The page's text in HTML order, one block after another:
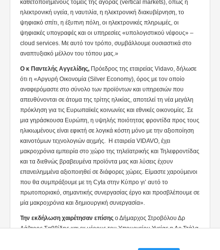
καθετοποιημένους τομείς της αγοράς (vertical markets), όπως η
ηλεκτρονική υγεία, η ναυτιλία, η ηλεκτρονική διακυβέρνηση, το
ψηφιακό σπίτι, η έξυπνη πόλη, οι ηλεκτρονικές πληρωμές, οι
ψηφιακές υπογραφές και οι υπηρεσίες «υπολογιστικού νέφους» –
cloud services. Με αυτό τον τρόπο, συμβάλλουμε ουσιαστικά στο
αναπτυξιακό μέλλον του τόπου μας.»
Ο κ Παντελής Αγγελίδης, Πρόεδρος της εταιρείας Vidavo, δήλωσε
ότι η «Αργυρή Οικονομία (Silver Economy), όρος με τον οποίο
αναφερόμαστε στο σύνολο των προϊόντων και υπηρεσιών που
απευθύνονται σε άτομα της τρίτης ηλικίας, αποτελεί τη νέα μεγάλη
πρόκληση για τις Ευρωπαϊκές κοινωνίες και εθνικές οικονομίες. Σε
μια γηράσκουσα Ευρώπη, η υψηλής ποιότητας φροντίδα προς τους
ηλικιωμένους είναι εφικτή σε λογικά κόστη μόνο με την αξιοποίηση
καινοτόμων τεχνολογιών αιχμής. Η εταιρεία VIDAVO, έχει
μακροχρόνια εμπειρία στο χώρο της τηλεϊατρικής και Τηλεφροντίδας
και τα διεθνώς βραβευμένα προϊόντα μας και λύσεις έχουν
επανειλημμένα αξιοποιηθεί σε διάφορες χώρες. Είμαστε χαρούμενοι
που θα συμπράξουμε με τη Cyta στην Κύπρο γι’ αυτό το
πρωτοποριακό, σημαντικής συνεργασίας έργο και προσβλέπουμε σε
μία μακροχρόνια και δημιουργική συνεργασία».
Την εκδήλωση χαιρέτησαν επίσης ο Δήμαρχος Στροβόλου Δρ
Λάζαρος Σαββίδης και εκ μέρους του Υπουργείου Υγείας η Δρ Στάλα